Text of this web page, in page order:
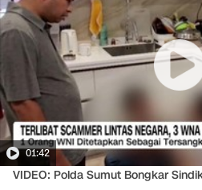
01:42
VIDEO: Polda Sumut Bongkar